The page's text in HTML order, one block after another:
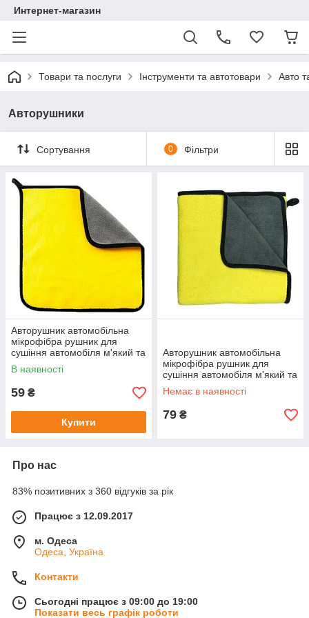
Интернет-магазин
Товари та послуги Інструменти та автотовари Авто
Авторушники
Сортування 0 Фільтри
Авторушник автомобільна
мікрофібра рушник для
сушіння автомобіля м'який та
безпечний для кузова
Cleaning Wash Car 30x30см
В наявності
59 ₴
Купити
Авторушник автомобільна
мікрофібра рушник для
сушіння автомобіля м'який та
безпечний для кузова
Cleaning Wash Car 60x30см
Немає в наявності
79 ₴
Про нас
83% позитивних з 360 відгуків за рік
Працює з 12.09.2017
м. Одеса
Одеса, Україна
Контакти
Сьогодні працює з 09:00 до 19:00
Показати весь графік роботи